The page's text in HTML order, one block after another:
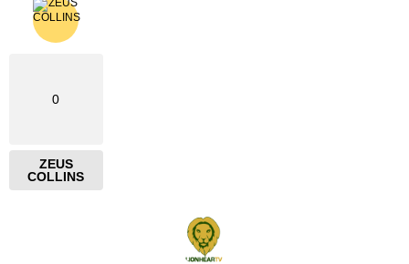
0
ZEUS
COLLINS